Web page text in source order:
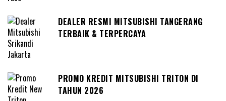
DEALER RESMI MITSUBISHI TANGERANG
TERBAIK & TERPERCAYA
PROMO KREDIT MITSUBISHI TRITON DI
TAHUN 2026